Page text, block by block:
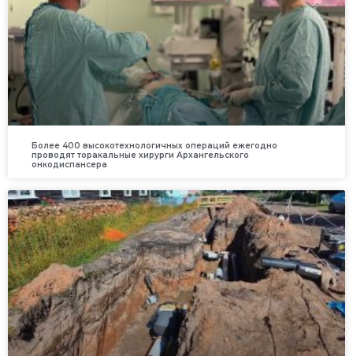
Более 400 высокотехнологичных операций ежегодно
проводят торакальные хирурги Архангельского
онкодиспансера